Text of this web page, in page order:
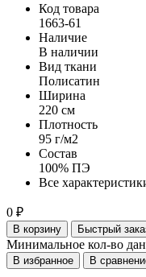
Код товара
1663-61
Наличие
В наличии
Вид ткани
Полисатин
Ширина
220 см
Плотность
95 г/м2
Состав
100% ПЭ
Все
0 ₽
В корзину Быстрый
Минимальное кол-во
В избранное В